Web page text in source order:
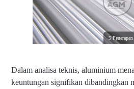
5
Dalam analisa teknis, aluminium
keuntungan signifikan dibandingkan